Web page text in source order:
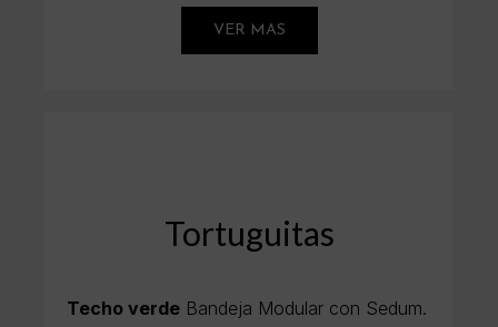
VER MAS
Tortuguitas
Techo verde Bandeja Modular con Sedum.